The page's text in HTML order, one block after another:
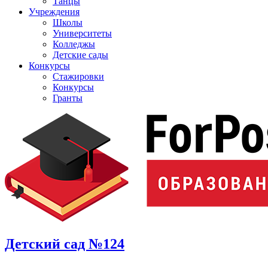
Учреждения
Школы
Университеты
Колледжы
Детские сады
Конкурсы
Стажировки
Конкурсы
Гранты
Детский сад №124